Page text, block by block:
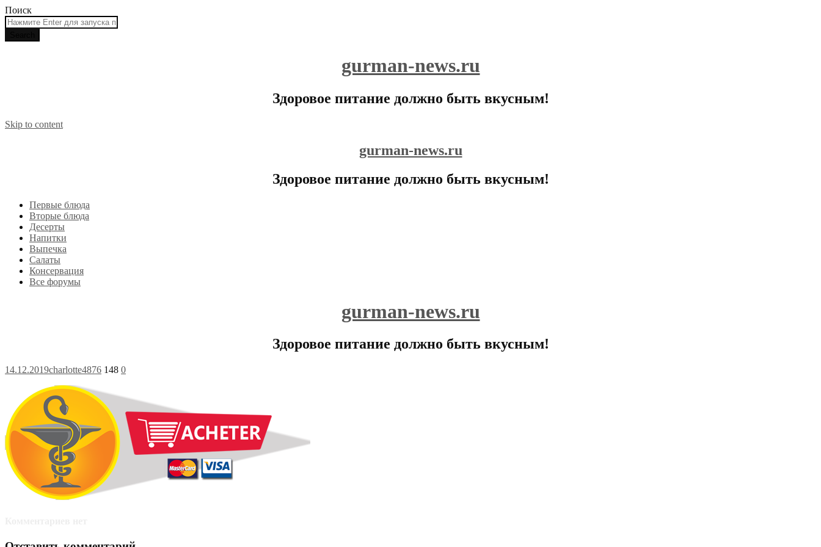
Поиск
gurman-news.ru
Здоровое питание должно быть вкусным!
Skip to content
gurman-news.ru
Здоровое питание должно быть вкусным!
Первые блюда
Вторые блюда
Десерты
Напитки
Выпечка
Салаты
Консервация
Все форумы
gurman-news.ru
Здоровое питание должно быть вкусным!
14.12.2019charlotte4876 148 0